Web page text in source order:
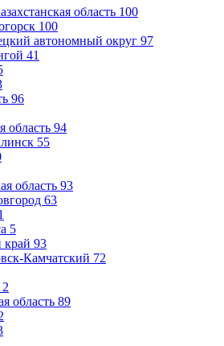
область 100
100
автономный округ 97
41
96
область 94
55
область 93
63
5
край 93
Камчатский 72
2
область 89